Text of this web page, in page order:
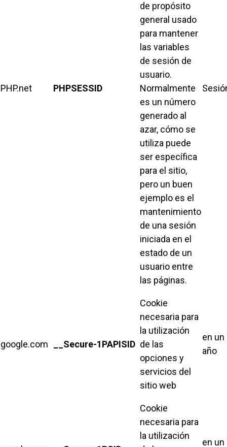
PHP.net PHPSESSID
de propósito
general usado
para mantener
las variables
de sesión de
usuario.
Normalmente
es un número
generado al
azar, cómo se
utiliza puede
ser específica
para el sitio,
pero un buen
ejemplo es el
mantenimiento
de una sesión
iniciada en el
estado de un
usuario entre
las páginas.
google.com __Secure-1PAPISID
Cookie
necesaria para
la utilización
de las
opciones y
servicios del
sitio web
en un
año
Cookie
necesaria para
la utilización
en un